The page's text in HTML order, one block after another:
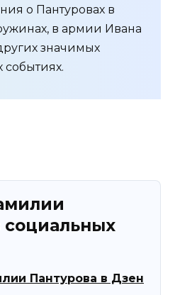
о Пантуровах в
в армии Ивана
значимых
событиях.
социальных
Пантурова в Дзен